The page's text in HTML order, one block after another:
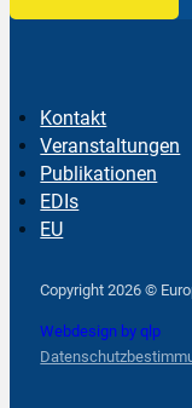
Kontakt
Veranstaltungen
Publikationen
EDIs
EU
Copyright 2026 ©
Webdesign by qlp